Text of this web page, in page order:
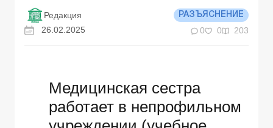
Редакция РАЗЪЯСНЕНИЕ
26.02.2025 0 0 203
Медицинская сестра
работает в непрофильном